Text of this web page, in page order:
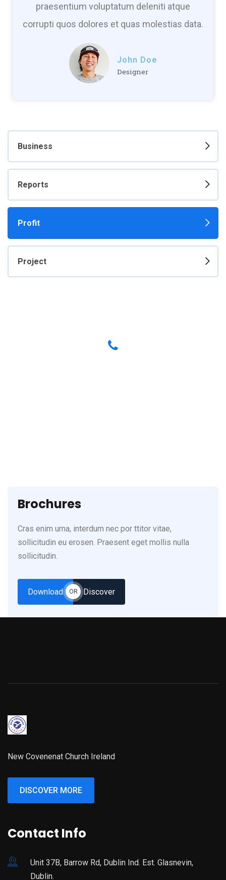
praesentium voluptatum deleniti atque
corrupti quos dolores et quas molestias data.
John Doe
Designer
Business
Reports
Profit
Project
Brochures
Cras enim urna, interdum nec por ttitor vitae,
sollicitudin eu erosen. Praesent eget mollis nulla
sollicitudin.
Download OR Discover
New Covenenat Church Ireland
DISCOVER MORE
Contact Info
Unit 37B, Barrow Rd, Dublin Ind. Est. Glasnevin,
Dublin.